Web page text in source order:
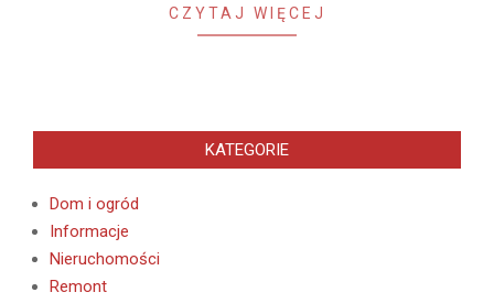
CZYTAJ WIĘCEJ
KATEGORIE
Dom i ogród
Informacje
Nieruchomości
Remont